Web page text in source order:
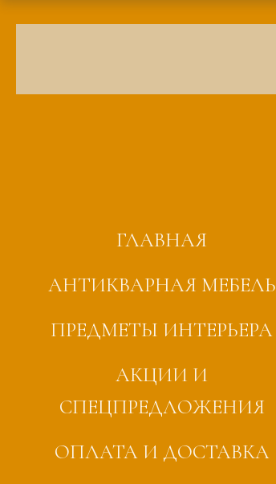
ГЛАВНАЯ
АНТИКВАРНАЯ МЕБЕЛЬ
ПРЕДМЕТЫ ИНТЕРЬЕРА
АКЦИИ И
СПЕЦПРЕДЛОЖЕНИЯ
ОПЛАТА И ДОСТАВКА